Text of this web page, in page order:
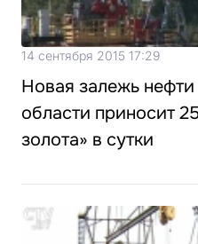
14 сентября 2015 17:29
Новая залежь
области приносит
золота» в сутки